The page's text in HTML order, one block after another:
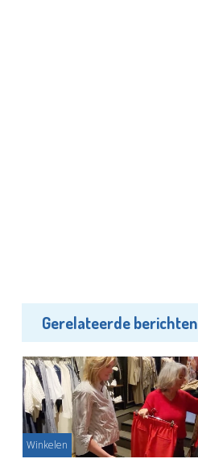
Gerelateerde berichten
Winkelen